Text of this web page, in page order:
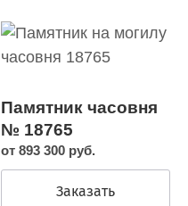
Памятник часовня
№ 18765
от 893 300 руб.
Заказать